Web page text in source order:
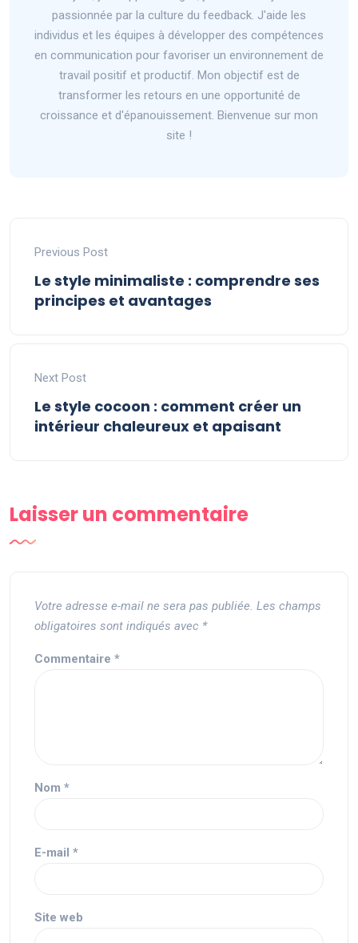
passionnée par la culture du feedback. J'aide les
individus et les équipes à développer des compétences
en communication pour favoriser un environnement de
travail positif et productif. Mon objectif est de
transformer les retours en une opportunité de
croissance et d'épanouissement. Bienvenue sur mon
site !
Previous Post
Le style minimaliste : comprendre ses
principes et avantages
Next Post
Le style cocoon : comment créer un
intérieur chaleureux et apaisant
Laisser un commentaire
Votre adresse e-mail ne sera pas publiée. Les champs
obligatoires sont indiqués avec *
Commentaire *
Nom *
E-mail *
Site web